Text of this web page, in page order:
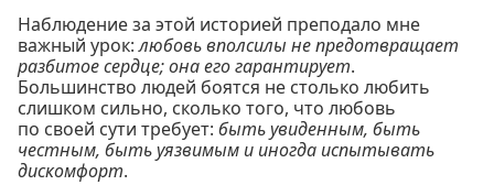
Наблюдение за этой историей преподало мне
важный урок:любовь вполсилы не предотвращает
разбитое сердце; она его гарантирует.
Большинство людей боятся не столько любить
слишком сильно, сколько того, что любовь
по своей сути требует: быть увиденным, быть
честным, быть уязвимым и иногда испытывать
дискомфорт.